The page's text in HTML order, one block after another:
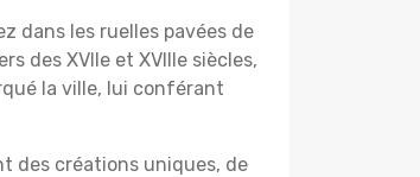
dans les ruelles pavées de
des XVIIe et XVIIIe siècles,
la ville, lui conférant
des créations uniques, de